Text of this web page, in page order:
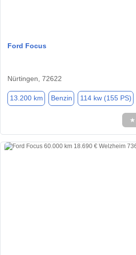
Ford Focus
Nürtingen, 72622
13.200 km Benzin 114 kw (155 PS)
★